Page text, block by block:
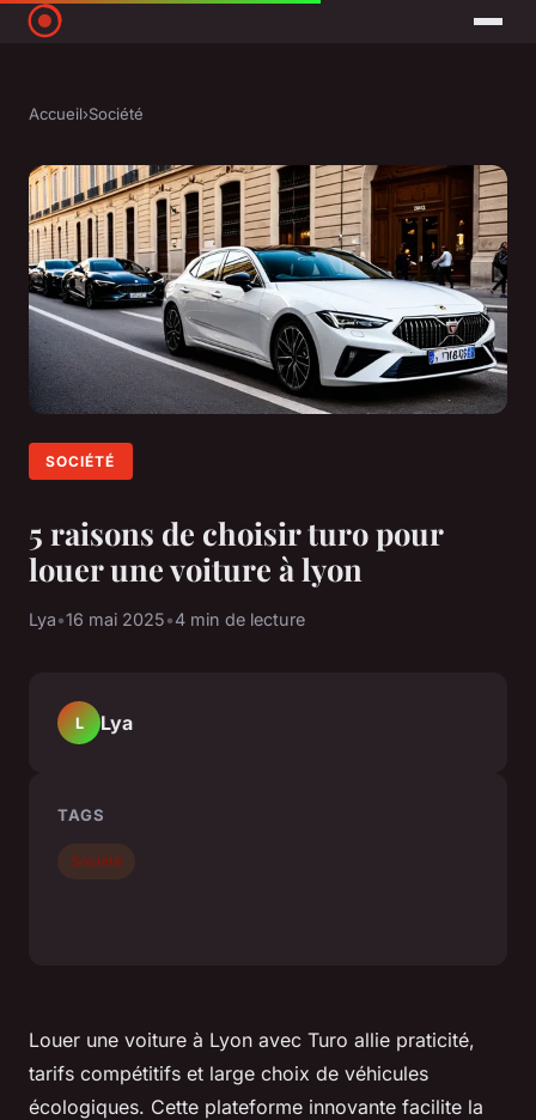
Accueil›Société
SOCIÉTÉ
5 raisons de choisir turo pour
louer une voiture à lyon
Lya•16 mai 2025•4 min de lecture
Louer une voiture à Lyon avec Turo allie praticité,
tarifs compétitifs et large choix de véhicules
écologiques. Cette plateforme innovante facilite la
L Lya
TAGS
Société